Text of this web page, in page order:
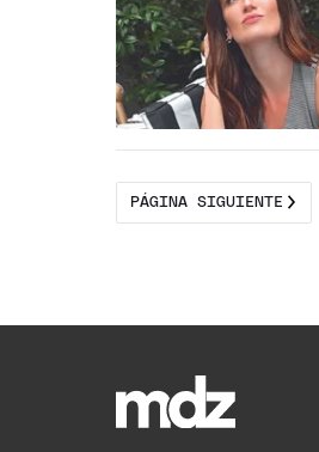
PÁGINA SIGUIENTE